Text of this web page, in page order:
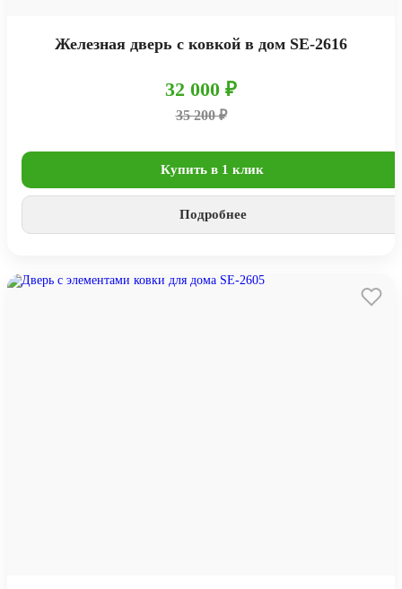
Железная дверь с ковкой в дом SE-2616
32 000 ₽
35 200 ₽
Купить в 1 клик
Подробнее